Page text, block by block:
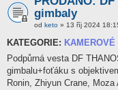
gimbaly
od keto » 13 říj 2024
KATEGORIE:
Podpůrná vesta DF
gimbalu+foťáku s
Ronin, Zhiyun Crane,